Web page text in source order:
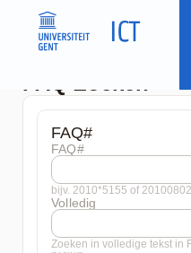
FAQ#
FAQ#
bijv. 2010*5155 of
Volledig
Zoeken in volledige tekst in